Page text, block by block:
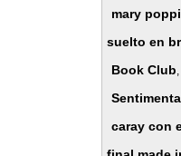
mary
suelto en
Book Club,
caray con